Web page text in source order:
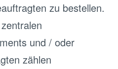
zu bestellen.
und / oder
zählen